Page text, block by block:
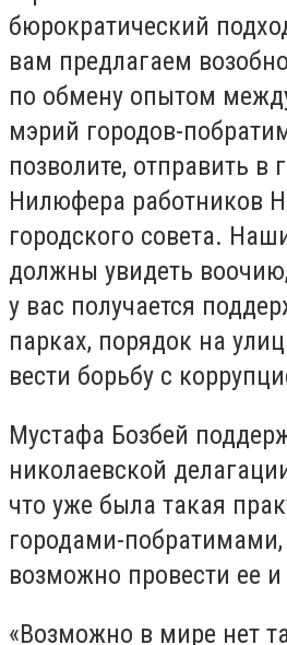
бюрократический
вам предлагаем
по обмену опытом
мэрий городов-
позволите, отправить в
Нилюфера работников
городского совета.
должны увидеть
у вас получается
парках, порядок на
вести борьбу с
Мустафа Бозбей
николаевской
что уже была такая
городами-
возможно провести ее
«Возможно в мире нет